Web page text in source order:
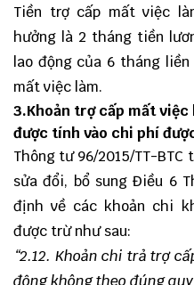
Tiền trợ cấp mất việc
hưởng là 2 tháng tiền
lao động của 6 tháng
mất việc làm.
3.Khoản trợ cấp mất việc
được tính vào chi phí
Thông tư 96/2015/TT-BTC
sửa đổi, bổ sung Điều 6
định về các khoản chi
được trừ như sau:
“2.12. Khoản chi trả trợ
động không theo đúng